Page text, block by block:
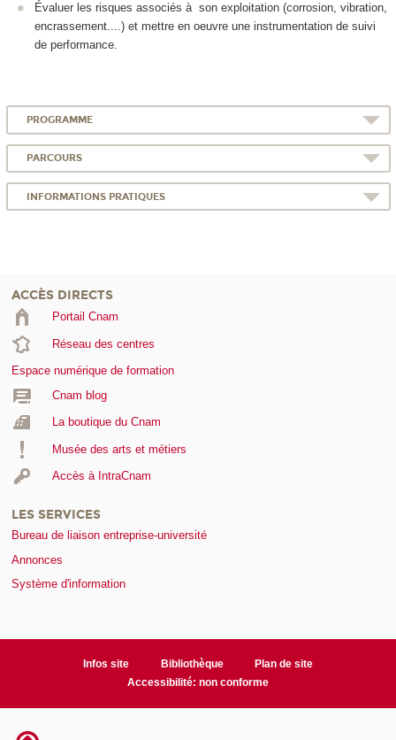
Évaluer les risques associés à son exploitation (corrosion, vibration,
encrassement....) et mettre en oeuvre une instrumentation de suivi
de performance.
PROGRAMME
PARCOURS
INFORMATIONS PRATIQUES
ACCÈS DIRECTS
Portail Cnam
Réseau des centres
Espace numérique de formation
Cnam blog
La boutique du Cnam
Musée des arts et métiers
Accès à IntraCnam
LES SERVICES
Bureau de liaison entreprise-université
Annonces
Système d'information
Infos site Bibliothèque
Plan de site
Accessibilité: non conforme